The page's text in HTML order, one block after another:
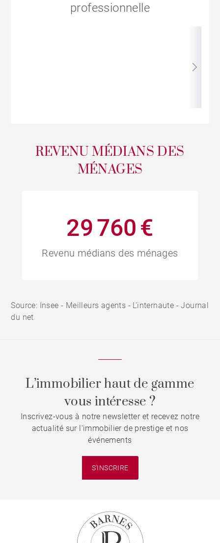
professionnelle
REVENU MÉDIANS DES
MÉNAGES
29 760 €
Revenu médians des ménages
Source: Insee - Meilleurs agents - L'internaute - Journal
du net
L’immobilier haut de gamme
vous intéresse ?
Inscrivez-vous à notre newsletter et recevez notre
actualité sur l'immobilier de prestige et nos
événements
S'INSCRIRE